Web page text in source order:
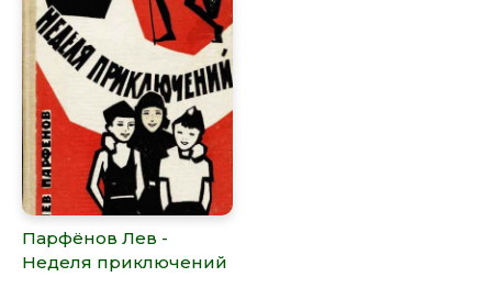
Парфёнов Лев -
Неделя приключений